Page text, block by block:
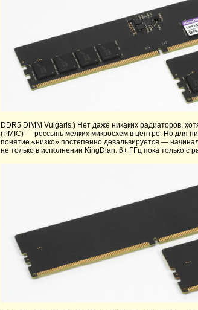
DDR5 DIMM Vulgaris:) Нет даже никаких радиаторов,
(PMIC) — россыпь мелких микросхем в центре. Но для
понятие «низко» постепенно девальвируется —
не только в исполнении KingDian. 6+ ГГц пока только с